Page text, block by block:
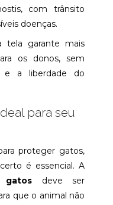
com trânsito
doenças.
tela garante mais
os donos, sem
e a liberdade do
para seu
proteger gatos,
é essencial. A
deve ser
que o animal não